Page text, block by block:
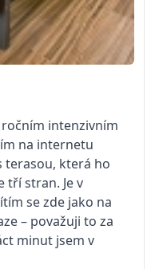
intenzivním
na internetu
terasou, která ho
tří stran. Je v
se zde jako na
– považuji to za
minut jsem v